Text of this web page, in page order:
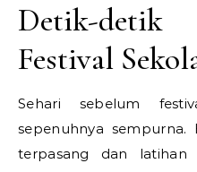
Detik-
Festival
Sehari sebelum
sepenuhnya sempurna.
terpasang dan latihan